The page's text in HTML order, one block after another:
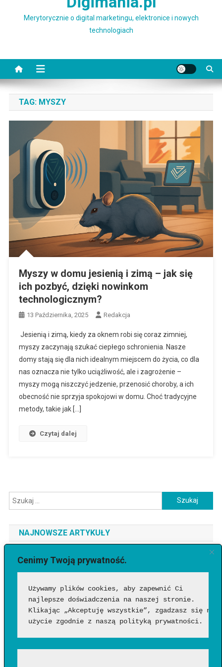
Cenimy Twoją prywatność.
Używamy plików cookies, aby zapewnić Ci
najlepsze doświadczenia na naszej stronie.
Klikając „Akceptuję wszystkie”, zgadzasz się
użycie zgodnie z naszą polityką prywatności.
Merytorycznie o digital marketingu, elektronice i nowych
technologiach
TAG: MYSZY
Myszy w domu jesienią i zimą – jak się
ich pozbyć, dzięki nowinkom
technologicznym?
13 Października, 2025 Redakcja
Jesienią i zimą, kiedy za oknem robi się coraz zimniej,
myszy zaczynają szukać ciepłego schronienia. Nasze
domy stają się dla nich idealnym miejscem do życia, co dla
nas oznacza nie tylko uciążliwość, ale i zagrożenie –
myszy mogą niszczyć jedzenie, przenosić choroby, a ich
obecność nie sprzyja spokojowi w domu. Choć tradycyjne
metody, takie jak […]
Czytaj dalej
Szukaj:
NAJNOWSZE ARTYKUŁY
Jaki telefon do 3500 zł wybrać? Ranking najlepszych modeli
[2026]
Jak sprawdzić, czy wideo wygenerowała AI?
Google Flow Music – co to takiego, jak działa i czy warto?
Funkcje, możliwości i pierwsze wrażenia
Jakich zawodów nie zastąpi AI? Profesje, w których człowiek
nadal będzie niezastąpiony?